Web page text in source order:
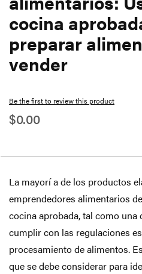
cocina
preparar
vender
Be the first to review this product
$0.00
La mayorí a de los productos
emprendedores alimentarios
cocina aprobada, tal como
cumplir con las regulaciones
procesamiento de alimentos.
que se debe considerar para
beginning
of
the
images